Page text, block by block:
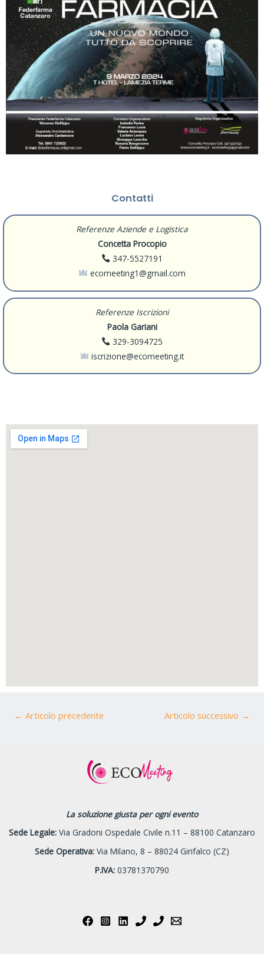
Contatti
Referenze Aziende e Logistica
Concetta Procopio
347-5527191
ecomeeting1@gmail.com
Referenze Iscrizioni
Paola Gariani
329-3094725
iscrizione@ecomeeting.it
← Articolo precedente Articolo successivo →
La soluzione giusta per ogni evento
Sede Legale: Via Gradoni Ospedale Civile n.11 – 88100 Catanzaro
Sede Operativa: Via Milano, 8 – 88024 Girifalco (CZ)
P.IVA: 03781370790